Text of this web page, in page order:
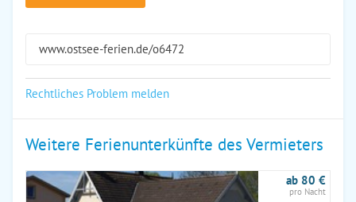
www.ostsee-ferien.de/o6472
Rechtliches Problem melden
Weitere Ferienunterkünfte des Vermieters
ab 80 €
pro Nacht